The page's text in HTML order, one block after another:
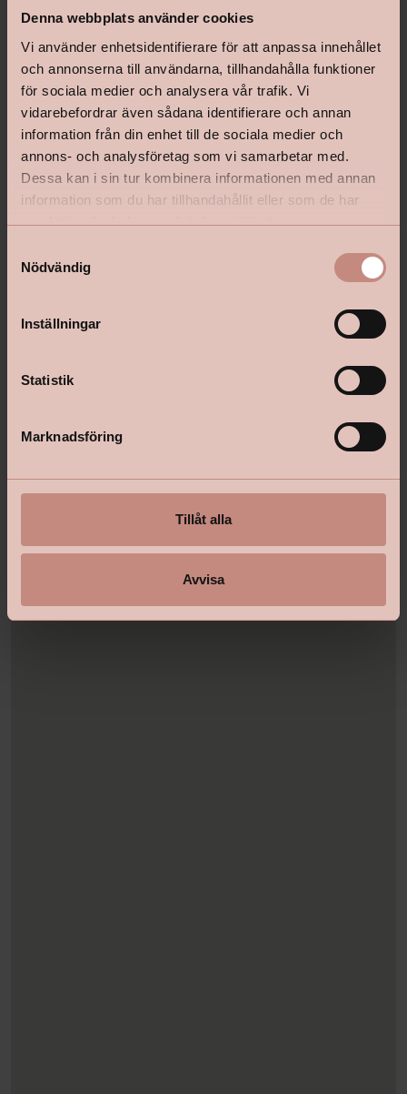
Denna webbplats använder cookies
Vi använder enhetsidentifierare för att anpassa innehållet
och annonserna till användarna, tillhandahålla funktioner
för sociala medier och analysera vår trafik. Vi
vidarebefordrar även sådana identifierare och annan
information från din enhet till de sociala medier och
annons- och analysföretag som vi samarbetar med.
Dessa kan i sin tur kombinera informationen med annan
information som du har tillhandahållit eller som de har
samlat in när du har använt deras tjänster.
Nödvändig
Inställningar
Statistik
Marknadsföring
Tillåt alla
Avvisa
Kvarngatan 20, 285 31